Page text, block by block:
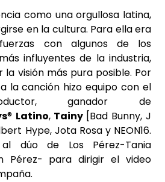
como una orgullosa latina,
en la cultura. Para ella era
con algunos de los
influyentes de la industria,
visión más pura posible. Por
la canción hizo equipo con el
ganador de
® Latino, Tainy [Bad Bunny, J
Hype, Jota Rosa y NEON16.
dúo de Los Pérez-Tania
Pérez- para dirigir el video